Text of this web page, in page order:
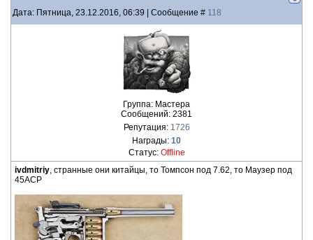
Дата: Пятница, 23.12.2016, 06:39 | Сообщение # 118
Группа: Мастера
Сообщений: 2381
Репутация: 1726
Награды: 10
Статус: Offline
ivdmitriy, странные они китайцы, то Томпсон под 7.62, то Маузер под
45АСР